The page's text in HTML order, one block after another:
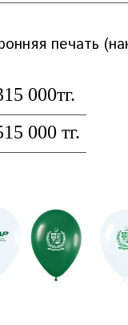
печать
000тг.
000 тг.